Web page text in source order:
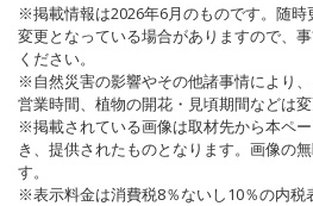
※掲載情報は2026年6月のものです。随
変更となっている場合がありますので、
ください。
※自然災害の影響やその他諸事情により
営業時間、植物の開花・見頃期間などは変
※掲載されている画像は取材先から本ペ
き、提供されたものとなります。画像の
す。
※表示料金は消費税8％ないし10％の内税